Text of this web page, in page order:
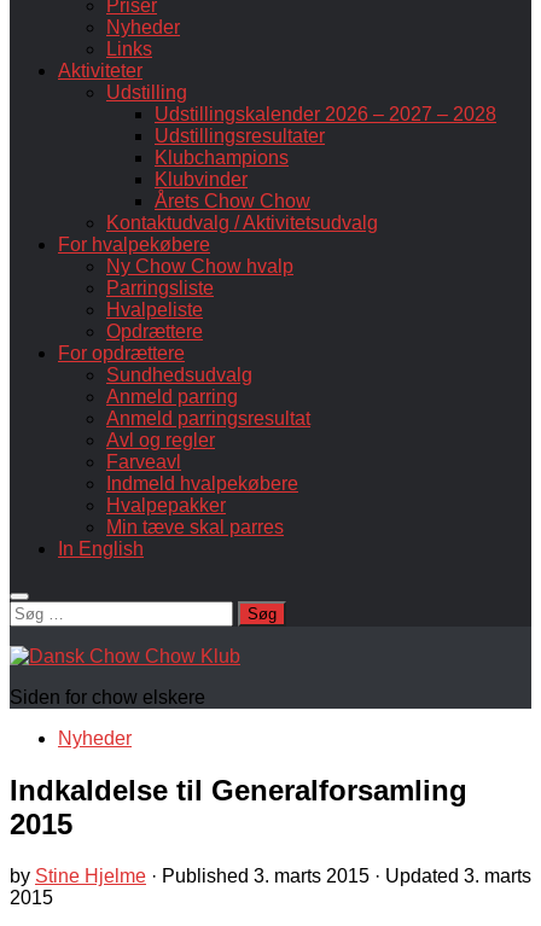
Priser
Nyheder
Links
Aktiviteter
Udstilling
Udstillingskalender 2026 – 2027 – 2028
Udstillingsresultater
Klubchampions
Klubvinder
Årets Chow Chow
Kontaktudvalg / Aktivitetsudvalg
For hvalpekøbere
Ny Chow Chow hvalp
Parringsliste
Hvalpeliste
Opdrættere
For opdrættere
Sundhedsudvalg
Anmeld parring
Anmeld parringsresultat
Avl og regler
Farveavl
Indmeld hvalpekøbere
Hvalpepakker
Min tæve skal parres
In English
Søg
efter:
Siden for chow elskere
Nyheder
Indkaldelse til Generalforsamling
2015
by Stine Hjelme · Published 3. marts 2015 · Updated 3. marts
2015